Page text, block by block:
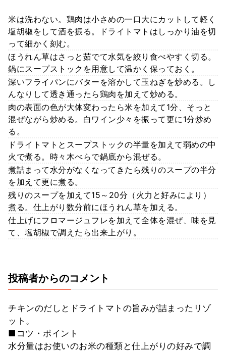
米は洗わない。鶏肉は小さめの一口大にカットして軽く
塩胡椒をして酒を振る。ドライトマトはしっかり油を切
って細かく刻む。
ほうれん草はさっと茹でて水気を絞り食べやすく切る。
鍋にスープストックを用意して温かく保っておく。
深いフライパンにバターを溶かして玉ねぎを炒める。し
んなりして透き通ったら鶏肉を加えて炒める。
肉の表面の色が大体変わったら米を加えて1分、そっと
混ぜながら炒める。白ワイン少々を振って更に1分炒め
る。
ドライトマトとスープストックの半量を加えて弱めの中
火で煮る。時々木べらで鍋底から混ぜる。
煮詰まって水分がなくなってきたら残りのスープの半分
を加えて更に煮る。
残りのスープを加えて15～20分（火力と好みにより）
煮る。仕上がり数分前にほうれん草を加える。
仕上げにフロマージュフレを加えて全体を混ぜ、味を見
て、塩胡椒で調えたら出来上がり。
投稿者からのコメント
チキンのだしとドライトマトの旨みが詰まったリゾ
ット。
■コツ・ポイント
水分量はお使いのお米の種類と仕上がりの好みで調